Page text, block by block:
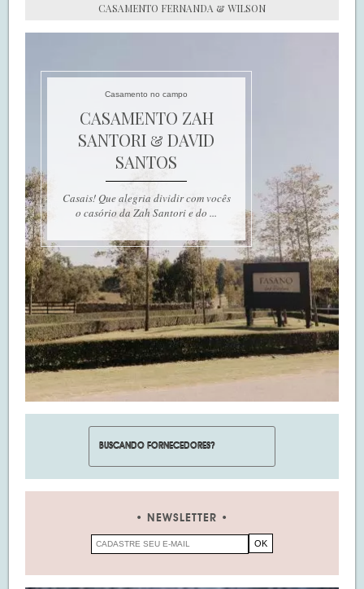
CASAMENTO FERNANDA & WILSON
Casamento no campo
CASAMENTO ZAH
SANTORI & DAVID
SANTOS
Casais! Que alegria dividir com vocês
o casório da Zah Santori e do ...
NEWSLETTER